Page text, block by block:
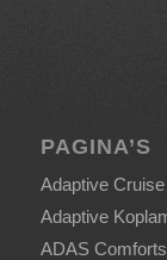
PAGINA’S
Adaptive
Adaptive
ADAS